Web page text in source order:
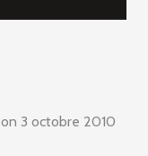
on 3 octobre 2010